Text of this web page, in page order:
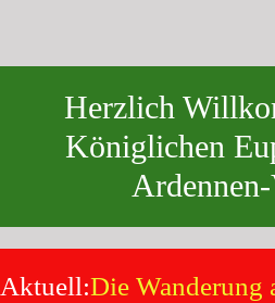
Herzlich
Königlichen
Aktuell:Die Wanderung